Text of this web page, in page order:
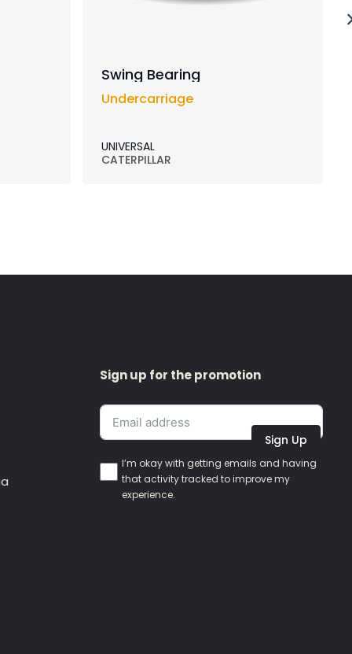
Swing Bearing
Undercarriage
UNIVERSAL
CATERPILLAR
Sign up for the promotion
Sign Up
I’m okay with getting emails and having
that activity tracked to improve my
experience.